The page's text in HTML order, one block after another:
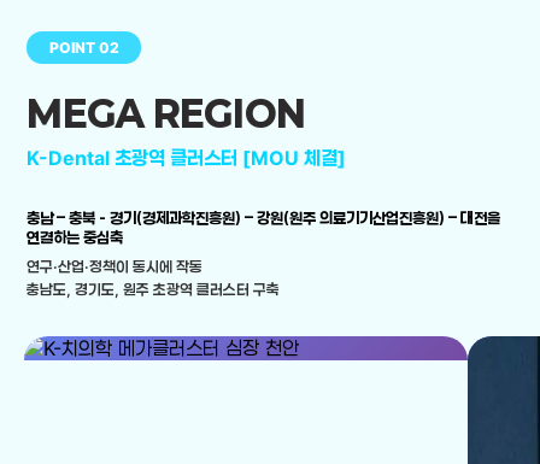
POINT 02
MEGA REGION
K-Dental 초광역 클러스터 [MOU 체결]
충남 – 충북 - 경기(경제과학진흥원) – 강원(원주 의료기기산업진흥원) – 대전을
연결하는 중심축
연구·산업·정책이 동시에 작동
충남도, 경기도, 원주 초광역 클러스터 구축